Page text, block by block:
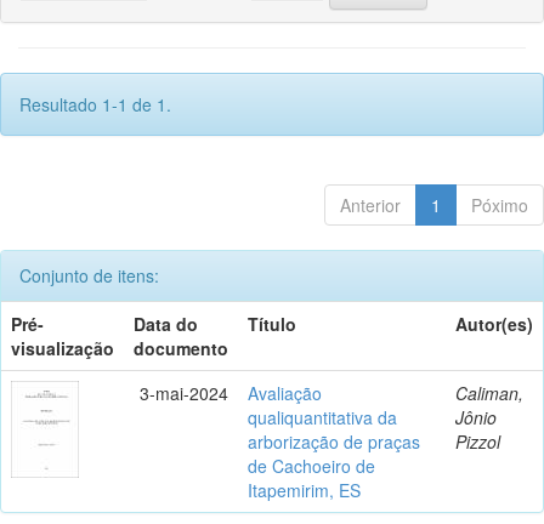
Resultado 1-1 de 1.
Anterior 1 Póximo
Conjunto de itens:
Pré-
visualização
Data do
documento
Título Autor(es)
3-mai-2024
Avaliação
qualiquantitativa da
arborização de praças
de Cachoeiro de
Itapemirim, ES
Caliman,
Jônio
Pizzol